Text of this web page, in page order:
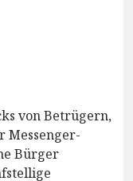
von Betrügern,
Messenger-
Bürger